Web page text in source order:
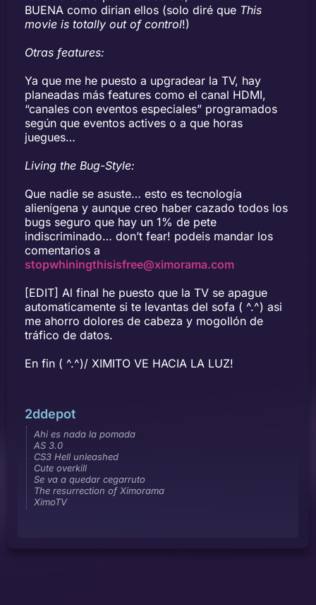
BUENA como dirian ellos (solo diré que This
movie is totally out of control!)
Otras features:
Ya que me he puesto a upgradear la TV, hay
planeadas más features como el canal HDMI,
“canales con eventos especiales” programados
según que eventos actives o a que horas
juegues…
Living the Bug-Style:
Que nadie se asuste… esto es tecnología
alienígena y aunque creo haber cazado todos los
bugs seguro que hay un 1% de pete
indiscriminado… don’t fear! podeis mandar los
comentarios a
stopwhiningthisisfree@ximorama.com
[EDIT] Al final he puesto que la TV se apague
automaticamente si te levantas del sofa ( ^.^) asi
me ahorro dolores de cabeza y mogollón de
tráfico de datos.
En fin ( ^.^)/ XIMITO VE HACIA LA LUZ!
2ddepot
Ahi es nada la pomada
AS 3.0
CS3 Hell unleashed
Cute overkill
Se va a quedar cegarruto
The resurrection of Ximorama
XimoTV